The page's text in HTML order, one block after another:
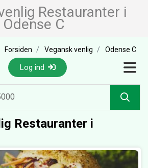
Restauranter i
Odense C
Forsiden Vegansk venlig Odense C
Log ind
Restauranter i